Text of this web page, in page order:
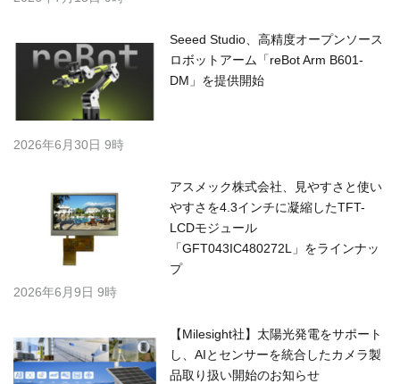
Seeed Studio、高精度オープンソース
ロボットアーム「reBot Arm B601-
DM」を提供開始
2026年6月30日 9時
アスメック株式会社、見やすさと使い
やすさを4.3インチに凝縮したTFT-
LCDモジュール
「GFT043IC480272L」をラインナッ
プ
2026年6月9日 9時
【Milesight社】太陽光発電をサポート
し、AIとセンサーを統合したカメラ製
品取り扱い開始のお知らせ